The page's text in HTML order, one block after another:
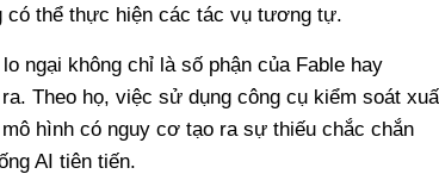
có thể thực hiện các tác vụ tương tự.
ngại không chỉ là số phận của Fable hay
Theo họ, việc sử dụng công cụ kiểm soát
hình có nguy cơ tạo ra sự thiếu chắc chắn
AI tiên tiến.